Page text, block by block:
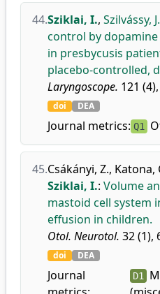
44.Sziklai, I., Szilvássy, J.
control by
in presbycusis
placebo-controlled,
Laryngoscope. 121
doi DEA
Journal metrics: Q1
45.Csákányi, Z., Katona,
Sziklai, I.: Volume
mastoid cell system
effusion in children.
Otol. Neurotol. 32 (1),
doi DEA
Journal
D1